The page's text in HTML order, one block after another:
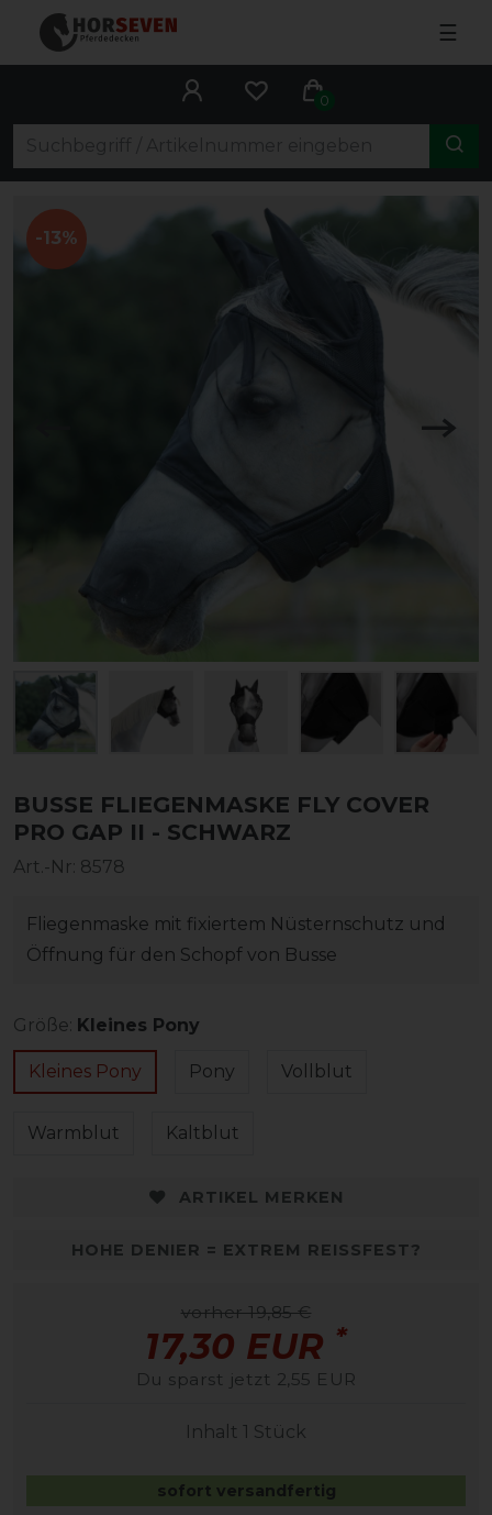
☰
0
-13%
BUSSE FLIEGENMASKE FLY COVER
PRO GAP II - SCHWARZ
Art.-Nr: 8578
Fliegenmaske mit fixiertem Nüsternschutz und
Öffnung für den Schopf von Busse
Größe: Kleines Pony
Kleines Pony Pony Vollblut
Warmblut Kaltblut
ARTIKEL MERKEN
HOHE DENIER = EXTREM REISSFEST?
vorher 19,85 €
17,30 EUR *
Du sparst jetzt 2,55 EUR
Inhalt 1 Stück
sofort versandfertig